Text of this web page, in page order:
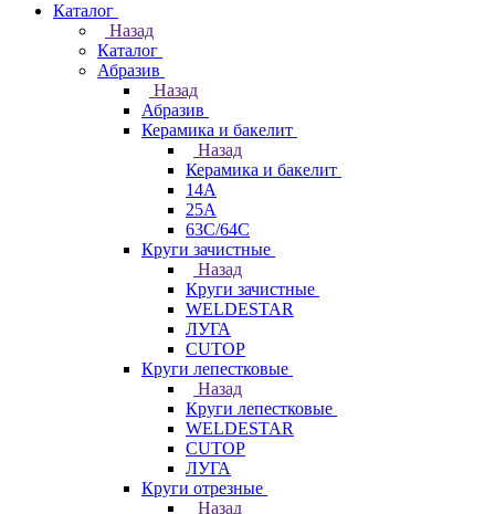
Каталог
Назад
Каталог
Абразив
Назад
Абразив
Керамика и бакелит
Назад
Керамика и бакелит
14А
25А
63С/64С
Круги зачистные
Назад
Круги зачистные
WELDESTAR
ЛУГА
CUTOP
Круги лепестковые
Назад
Круги лепестковые
WELDESTAR
CUTOP
ЛУГА
Круги отрезные
Назад